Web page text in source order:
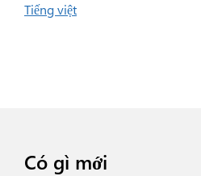
Tiếng việt
Có gì mới